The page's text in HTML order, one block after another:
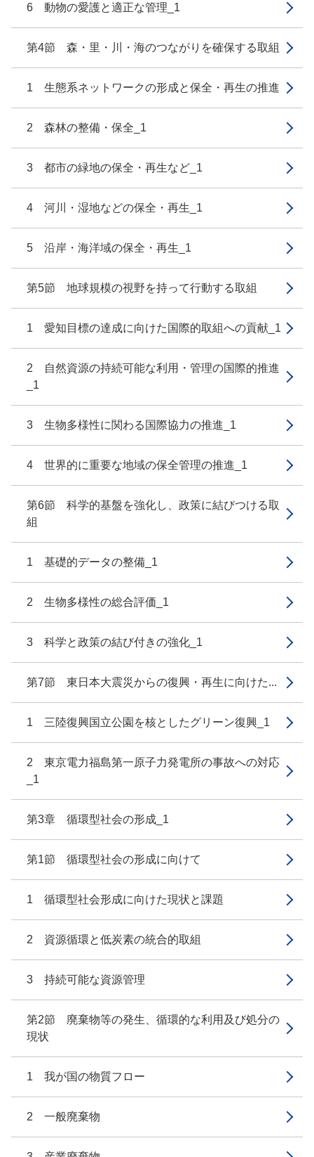
6 動物の愛護と適正な管理_1
第4節 森・里・川・海のつながりを確保する取組
1 生態系ネットワークの形成と保全・再生の推進
2 森林の整備・保全_1
3 都市の緑地の保全・再生など_1
4 河川・湿地などの保全・再生_1
5 沿岸・海洋域の保全・再生_1
第5節 地球規模の視野を持って行動する取組
1 愛知目標の達成に向けた国際的取組への貢献_1
2 自然資源の持続可能な利用・管理の国際的推進
_1
3 生物多様性に関わる国際協力の推進_1
4 世界的に重要な地域の保全管理の推進_1
第6節 科学的基盤を強化し、政策に結びつける取
組
1 基礎的データの整備_1
2 生物多様性の総合評価_1
3 科学と政策の結び付きの強化_1
第7節 東日本大震災からの復興・再生に向けた...
1 三陸復興国立公園を核としたグリーン復興_1
2 東京電力福島第一原子力発電所の事故への対応
_1
第3章 循環型社会の形成_1
第1節 循環型社会の形成に向けて
1 循環型社会形成に向けた現状と課題
2 資源循環と低炭素の統合的取組
3 持続可能な資源管理
第2節 廃棄物等の発生、循環的な利用及び処分の
現状
1 我が国の物質フロー
2 一般廃棄物